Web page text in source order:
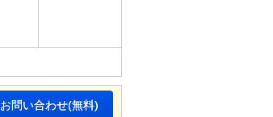
お問い合わせ(無料)